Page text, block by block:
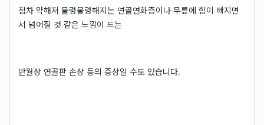
점차 약해져 물렁물렁해지는 연골연화증이나 무릎에 힘이 빠지면
서 넘어질 것 같은 느낌이 드는
반월상 연골판 손상 등의 증상일 수도 있습니다.